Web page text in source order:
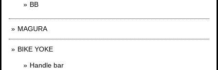
BB
MAGURA
BIKE YOKE
Handle bar